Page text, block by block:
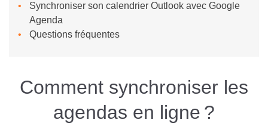
Synchroniser son calendrier Outlook avec Google
Agenda
Questions fréquentes
Comment synchroniser les
agendas en ligne ?